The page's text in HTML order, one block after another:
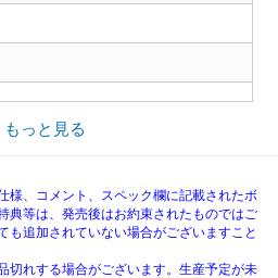
もっと見る
、コメント、スペック欄に記載されたボ
典等は、発売後はお約束されたものではご
も追加されていない場合がございますこと
切れする場合がございます。生産予定が未